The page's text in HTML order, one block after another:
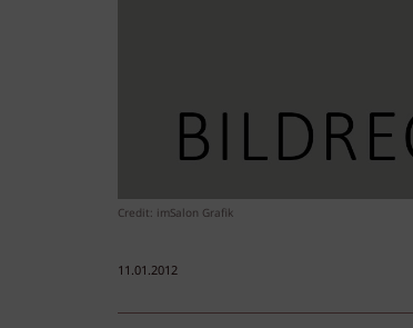
Credit: imSalon Grafik
11.01.2012